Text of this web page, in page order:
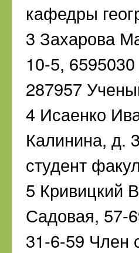
кафедры
3 Захарова
10-5,
287957
4 Исаенко
Калинина, д.
студент
5 Кривицкий
Садовая, 57-
31-6-59 Член